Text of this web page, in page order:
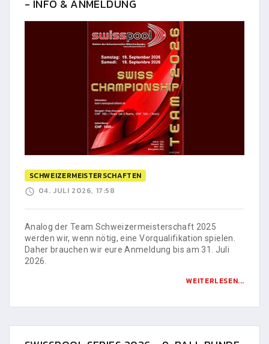
- INFO & ANMELDUNG
SCHWEIZERMEISTERSCHAFTEN
04. JULI 2026, 17:58
Analog der Team Schweizermeisterschaft 2025
werden wir, wenn nötig, eine Vorqualifikation spielen.
Daher brauchen wir eure Anmeldung bis am 31. Juli
2026.
WEITERLESEN...